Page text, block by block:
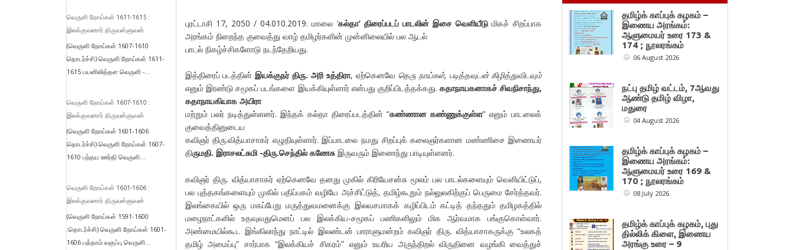
புரட்டாசி 17, 2050 / 04.010.2019. மாலை ‘கல்தா’ திரைப்படப் பாடலின் இசை வெளியீடுமிகச் சிறப்பாக
அரங்கம் நிறைந்த குவைத்து வாழ் தமிழர்களின் முன்னிலையில் பல ஆடல்
பாடல் நிகழ்ச்சிகளோடு நடந்தேறியது.
இத்திரைப் படத்தின்இயக்குநர் திரு. அரி உத்திரா, ஏற்கெனவே தெரு நாய்கள், படித்தவுடன் கிழித்துவிடவும்
எனும் இரண்டு சமூகப் படங்களை இயக்கியுள்ளார் என்பது குறிப்பிடத்தக்கது.கதாநாயகனாகச் சிவநிசாந்து,
கதாநாயகியாக அயிரா
மற்றும் பலர் நடித்துள்ளனர். இந்தக் கல்தா திரைப்படத்தின் “கண்ணான கண்ணுக்குள்ள” எனும் பாடலைக்
குவைத்தினுடைய
கவிஞர் திரு.வித்யாசாகர் எழுதியுள்ளார். இப்பாடலை நமது சிறப்புக் கலைஞர்களான மண்ணிசை இணையர்
திருமதி. இராசலட்சுமி -திரு.செந்தில் கணேசு இருவரும் இணைந்து பாடியுள்ளனர்.
கவிஞர் திரு. வித்யாசாகர் ஏற்கெனவே தனது முகில் கிரியேசன்சு மூலம் பல பாடல்களையும் வெளியிட்டுப்,
பல புத்தகங்களையும் முகில் பதிப்பகம் வழியே அச்சிட்டுத், தமிழ்கூறும் நல்லுலகிற்குப் பெருமை சேர்த்தவர்.
இலங்கையில் ஒரு மகப்பேறு மருத்துவமனைக்கு இலவசமாகக் கழிப்பிடம் கட்டித் தந்ததும் தமிழகத்தில்
மழைநாட்களில் உதவுவதுமெனப் பல இலக்கிய-சமூகப் பணிகளிலும் மிக ஆர்வமாக பங்குகொள்வார்.
அண்மையில்கூட இங்கிலாந்து நாட்டில் இலண்டன் பாராளுமன்றம் கவிஞர் திரு. வித்யாசாகருக்கு “உலகத்
தமிழ் அமைப்பு” சார்பாக “இலக்கியச் சிகரம்” எனும் உயரிய அருந்திறல் விருதினை வழங்கி வைத்துச்
வெருளி நோய்கள் 1611-1615 :
இலக்குவனார் திருவள்ளுவன்
(வெருளி நோய்கள் 1607-1610
தொடர்ச்சி) வெருளி நோய்கள் 1611-
1615 பயனிலித்தள வெருளி -...
வெருளி நோய்கள் 1607-1610 :
இலக்குவனார் திருவள்ளுவன்
(வெருளி நோய்கள் 1601-1606
தொடர்ச்சி) வெருளி நோய்கள் 1607-
1610 பந்தய ஊர்தி வெருளி...
வெருளி நோய்கள் 1601-1606 :
இலக்குவனார் திருவள்ளுவன்
(வெருளி நோய்கள் 1591-1600
:தொடர்ச்சி) வெருளி நோய்கள் 1601-
1606 பத்தாம் வகுப்பு வெருளி...
தமிழ்க் காப்புக் கழகம் –
இணைய அரங்கம்:
ஆளுமையர் உரை 173 &
174 ; நூலரங்கம்
06 August 2026
நட்பு தமிழ் வட்டம், 7ஆவது
ஆண்டு தமிழ் விழா,
மதுரை
04 August 2026
தமிழ்க் காப்புக் கழகம் –
இணைய அரங்கம்:
ஆளுமையர் உரை 169 &
170 ; நூலரங்கம்
08 July 2026
தமிழ்க் காப்புக் கழகம், புது
தில்லிக் கிளை, இணைய
அரங்கு உரை – 9